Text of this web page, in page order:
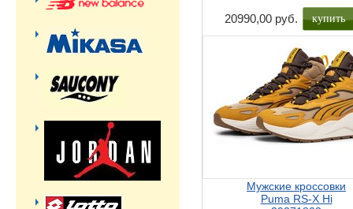
20990,00 руб. купить
Мужские кроссовки
Puma RS-X Hi